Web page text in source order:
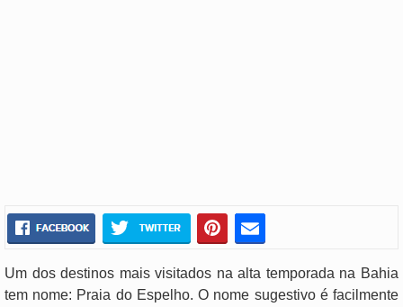
Um dos destinos mais visitados na alta temporada na Bahia
tem nome: Praia do Espelho. O nome sugestivo é facilmente